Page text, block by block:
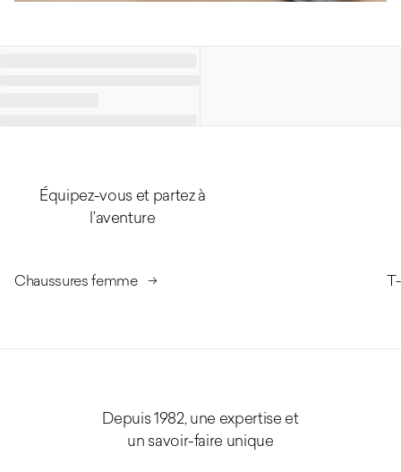
Équipez-vous et partez à
l’aventure
Chaussures femme
Depuis 1982, une expertise et
un savoir-faire unique